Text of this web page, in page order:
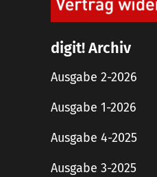
digit! Archiv
Ausgabe 2-2026
Ausgabe 1-2026
Ausgabe 4-2025
Ausgabe 3-2025